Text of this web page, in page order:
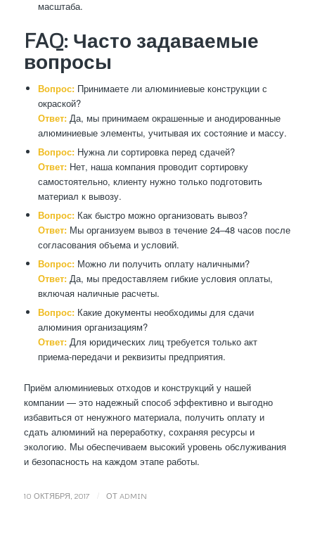
масштаба.
FAQ: Часто задаваемые
вопросы
Вопрос:Принимаете ли алюминиевые конструкции с
окраской?
Ответ:Да, мы принимаем окрашенные и анодированные
алюминиевые элементы, учитывая их состояние и массу.
Вопрос:Нужна ли сортировка перед сдачей?
Ответ:Нет, наша компания проводит сортировку
самостоятельно, клиенту нужно только подготовить
материал к вывозу.
Вопрос:Как быстро можно организовать вывоз?
Ответ:Мы организуем вывоз в течение 24–48 часов после
согласования объема и условий.
Вопрос:Можно ли получить оплату наличными?
Ответ:Да, мы предоставляем гибкие условия оплаты,
включая наличные расчеты.
Вопрос:Какие документы необходимы для сдачи
алюминия организациям?
Ответ:Для юридических лиц требуется только акт
приема-передачи и реквизиты предприятия.
Приём алюминиевых отходов и конструкций у нашей
компании — это надежный способ эффективно и выгодно
избавиться от ненужного материала, получить оплату и
сдать алюминий на переработку, сохраняя ресурсы и
экологию. Мы обеспечиваем высокий уровень обслуживания
и безопасность на каждом этапе работы.
10 ОКТЯБРЯ, 2017 ОТ ADMIN